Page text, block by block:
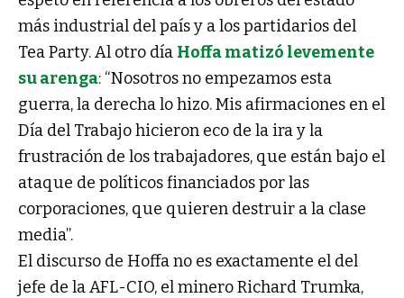
más industrial del país y a los partidarios del
Tea Party. Al otro día Hoffa matizó levemente
su arenga: “Nosotros no empezamos esta
guerra, la derecha lo hizo. Mis afirmaciones en el
Día del Trabajo hicieron eco de la ira y la
frustración de los trabajadores, que están bajo el
ataque de políticos financiados por las
corporaciones, que quieren destruir a la clase
media”.
El discurso de Hoffa no es exactamente el del
jefe de la AFL-CIO, el minero Richard Trumka,